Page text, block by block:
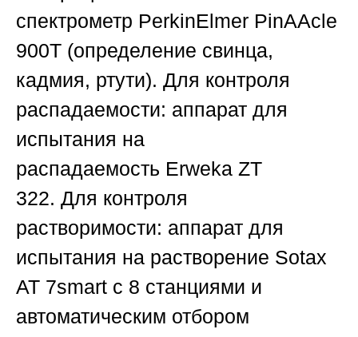
спектрометр PerkinElmer PinAAcle
900T (определение свинца,
кадмия, ртути). Для контроля
распадаемости: аппарат для
испытания на
распадаемость Erweka ZT
322. Для контроля
растворимости: аппарат для
испытания на растворение Sotax
AT 7smart с 8 станциями и
автоматическим отбором